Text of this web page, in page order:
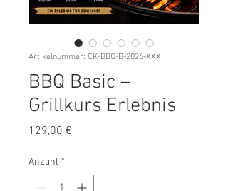
Artikelnummer: CK-BBQ-B-2026-XXX
BBQ Basic –
Grillkurs Erlebnis
129,00 €
Anzahl *